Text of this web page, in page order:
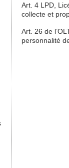
Art. 4 LPD,
collecte et
Art. 26 de
personnalité